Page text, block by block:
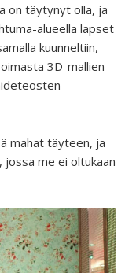
on täytynyt olla, ja
alueella lapset
kuunneltiin,
3D-mallien
mahat täyteen, ja
jossa me ei oltukaan